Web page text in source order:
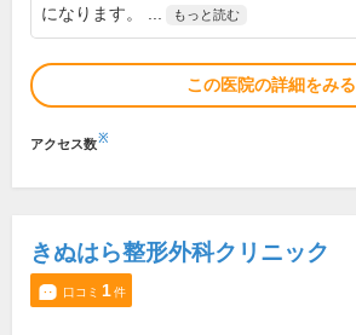
になります。 ...
もっと読む
この医院の詳細をみる
アクセス数※
きぬはら整形外科クリニック
口コミ 1件